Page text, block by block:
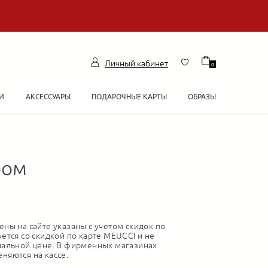
Личный кабинет 0
АКСЕССУАРЫ ПОДАРОЧНЫЕ КАРТЫ ОБРАЗЫ
на сайте указаны с учетом скидок по
со скидкой по карте MEUCCI и не
цене. В фирменных магазинах
на кассе.